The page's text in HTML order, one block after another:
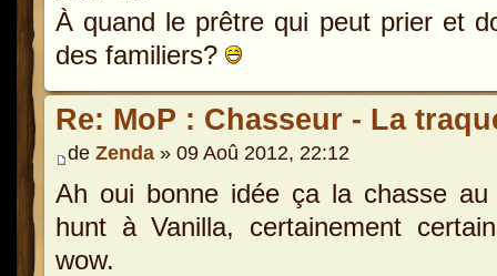
À quand le prêtre qui peut prier et
des familiers?
Re: MoP : Chasseur - La
de Zenda » 09 Aoû 2012, 22:12
Ah oui bonne idée ça la chasse
hunt à Vanilla, certainement
wow.